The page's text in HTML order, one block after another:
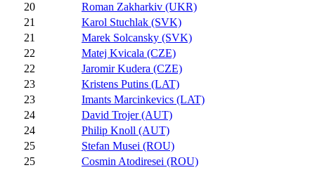
20
Roman Zakharkiv (UKR)
21
Karol Stuchlak (SVK)
21
Marek Solcansky (SVK)
22
Matej Kvicala (CZE)
22
Jaromir Kudera (CZE)
23
Kristens Putins (LAT)
23
Imants Marcinkevics (LAT)
24
David Trojer (AUT)
24
Philip Knoll (AUT)
25
Stefan Musei (ROU)
25
Cosmin Atodiresei (ROU)